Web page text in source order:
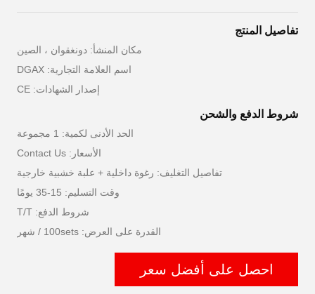
تفاصيل المنتج
مكان المنشأ: دونغقوان ، الصين
اسم العلامة التجارية: DGAX
إصدار الشهادات: CE
شروط الدفع والشحن
الحد الأدنى لكمية: 1 مجموعة
الأسعار: Contact Us
تفاصيل التغليف: رغوة داخلية + علبة خشبية خارجية
وقت التسليم: 15-35 يومًا
شروط الدفع: T/T
القدرة على العرض: 100sets / شهر
احصل على أفضل سعر